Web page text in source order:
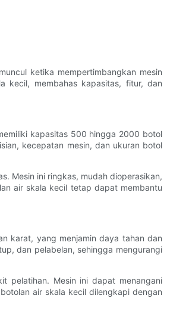
ketika mempertimbangkan mesin
kecil, membahas kapasitas, fitur, dan
kapasitas 500 hingga 2000 botol
kecepatan mesin, dan ukuran botol
Mesin ini ringkas, mudah dioperasikan,
air skala kecil tetap dapat membantu
karat, yang menjamin daya tahan dan
dan pelabelan, sehingga mengurangi
pelatihan. Mesin ini dapat menangani
air skala kecil dilengkapi dengan